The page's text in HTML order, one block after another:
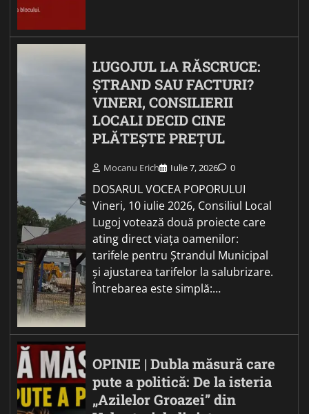
LUGOJUL LA RĂSCRUCE:
ȘTRAND SAU FACTURI?
VINERI, CONSILIERII
LOCALI DECID CINE
PLĂTEȘTE PREȚUL
Mocanu Erich Iulie 7, 2026 0
DOSARUL VOCEA POPORULUI
Vineri, 10 iulie 2026, Consiliul Local
Lugoj votează două proiecte care
ating direct viața oamenilor:
tarifele pentru Ștrandul Municipal
și ajustarea tarifelor la salubrizare.
Întrebarea este simplă:…
OPINIE | Dubla măsură care
pute a politică: De la isteria
„Azilelor Groazei” din